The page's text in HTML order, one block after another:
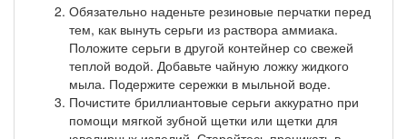
Обязательно наденьте резиновые перчатки перед
тем, как вынуть серьги из раствора аммиака.
Положите серьги в другой контейнер со свежей
теплой водой. Добавьте чайную ложку жидкого
мыла. Подержите сережки в мыльной воде.
Почистите бриллиантовые серьги аккуратно при
помощи мягкой зубной щетки или щетки для